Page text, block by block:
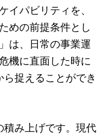
イパビリティを、
めの前提条件とし
は、日常の事業運
機に直面した時に
捉えることができ
積み上げです。現代